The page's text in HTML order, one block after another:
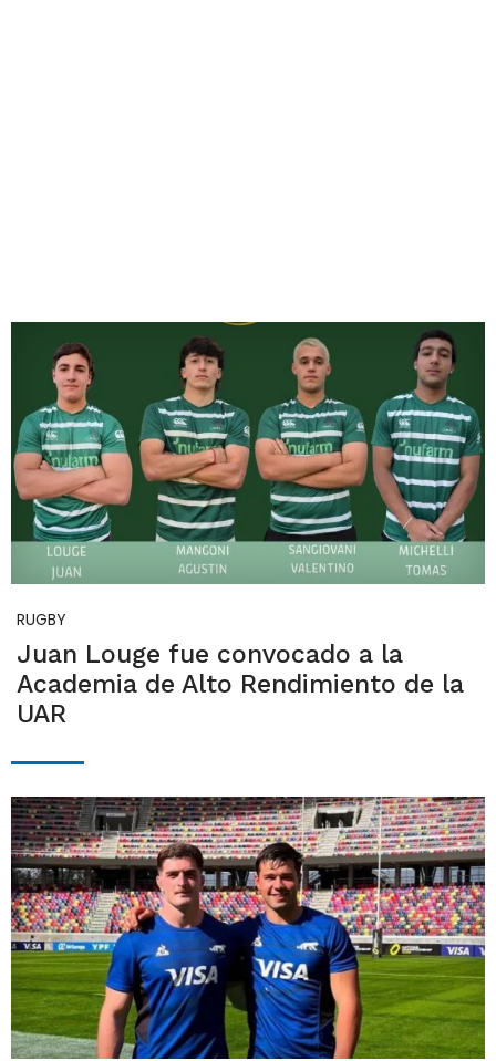
RUGBY
Juan Louge fue convocado a la
Academia de Alto Rendimiento de la
UAR